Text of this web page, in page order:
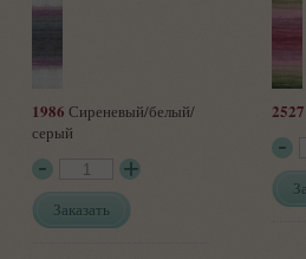
1986 Сиреневый/белый/
серый
Заказать
2527